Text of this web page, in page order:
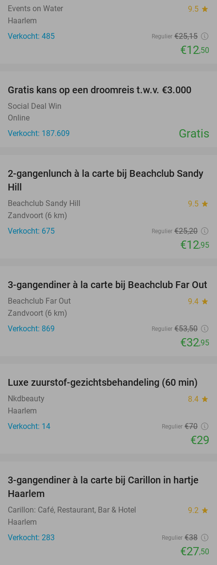
Events on Water 9.5 star
Haarlem
Verkocht: 485
Regulier €25,15
€12,50
Gratis kans op een droomreis t.w.v. €3.000
Social Deal Win
Online
Verkocht: 187.609
Gratis
49%
2-gangenlunch à la carte bij Beachclub Sandy
Hill
Beachclub Sandy Hill 9.5 star
Zandvoort (6 km)
Verkocht: 675
Regulier €25,20
€12,95
38%
3-gangendiner à la carte bij Beachclub Far Out
Beachclub Far Out 9.4 star
Zandvoort (6 km)
Verkocht: 869
Regulier €53,50
€32,95
59%
Luxe zuurstof-gezichtsbehandeling (60 min)
Nkdbeauty 8.4 star
Haarlem
Verkocht: 14
Regulier €70
€29
28%
3-gangendiner à la carte bij Carillon in hartje
Haarlem
Carillon: Café, Restaurant, Bar & Hotel 9.2 star
Haarlem
Verkocht: 283
Regulier €38
€27,50